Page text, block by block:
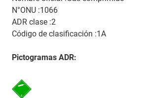
N°ONU :1066
ADR clase :2
Código de clasificación :1A
Pictogramas ADR: